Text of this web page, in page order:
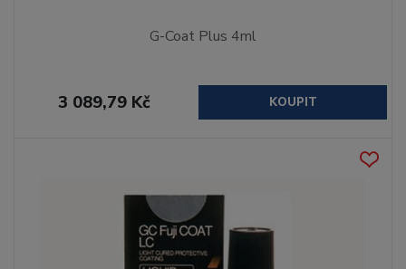
G-Coat Plus 4ml
3 089,79 Kč KOUPIT